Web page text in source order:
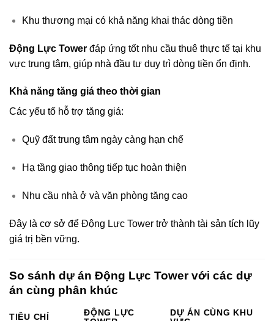
Khu thương mại có khả năng khai thác dòng tiền
Động Lực Tower đáp ứng tốt nhu cầu thuê thực tế tại khu
vực trung tâm, giúp nhà đầu tư duy trì dòng tiền ổn định.
Khả năng tăng giá theo thời gian
Các yếu tố hỗ trợ tăng giá:
Quỹ đất trung tâm ngày càng hạn chế
Hạ tầng giao thông tiếp tục hoàn thiện
Nhu cầu nhà ở và văn phòng tăng cao
Đây là cơ sở để Động Lực Tower trở thành tài sản tích lũy
giá trị bền vững.
So sánh dự án Động Lực Tower với các dự
án cùng phân khúc
TIÊU CHÍ
ĐỘNG LỰC
DỰ ÁN CÙNG KHU